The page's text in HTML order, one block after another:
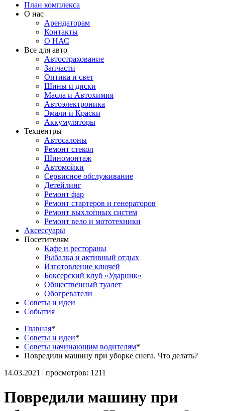
План комплекса
О нас
Арендаторам
Контакты
О НАС
Все для авто
Автострахование
Запчасти
Оптика и свет
Шины и диски
Масла и Автохимия
Автоэлектроника
Эмали и Краски
Аккумуляторы
Техцентры
Автосалоны
Ремонт стекол
Шиномонтаж
Автомойки
Сервисное обслуживание
Детейлинг
Ремонт фар
Ремонт стартеров и генераторов
Ремонт выхлопных систем
Ремонт вело и мототехники
Аксессуары
Посетителям
Кафе и рестораны
Рыбалка и активный отдых
Изготовление ключей
Боксерский клуб «Ударник»
Общественный туалет
Обогреватели
Советы и идеи
События
Главная*
Советы и идеи*
Советы начинающим водителям*
Повредили машину при уборке снега. Что делать?
14.03.2021 | просмотров: 1211
Повредили машину при